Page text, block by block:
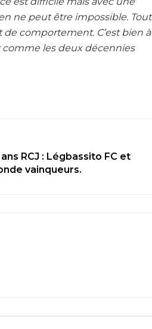
ne peut être impossible. Tout
comportement. C’est bien à
comme les deux décennies
RCJ : Légbassito FC et
vainqueurs.